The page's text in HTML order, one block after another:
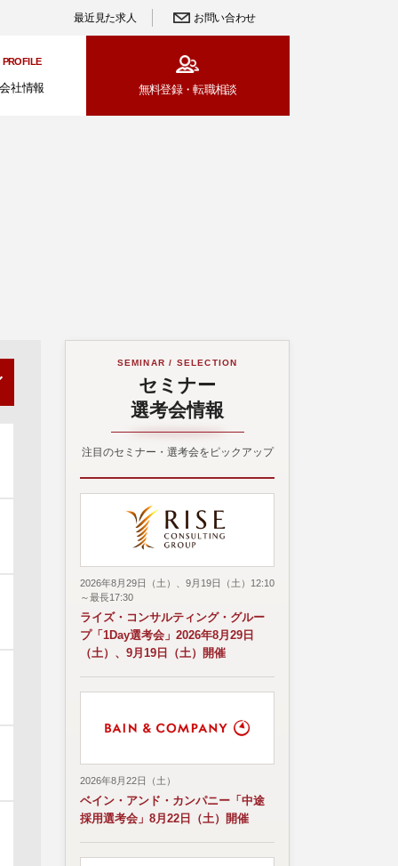
最近見た求人 お問い合わせ
PROFILE
会社情報 無料登録・転職相談
SEMINAR / SELECTION
セミナー
選考会情報
注目のセミナー・選考会をピックアップ
2026年8月29日（土）、9月19日（土）12:10
～最長17:30
ライズ・コンサルティング・グルー
プ「1Day選考会」2026年8月29日
（土）、9月19日（土）開催
2026年8月22日（土）
ベイン・アンド・カンパニー「中途
採用選考会」8月22日（土）開催